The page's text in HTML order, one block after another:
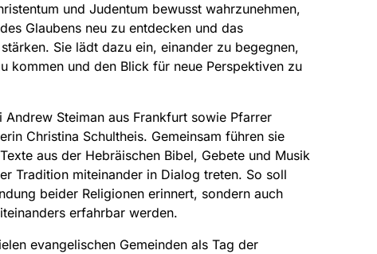
und Judentum bewusst wahrzunehmen,
Glaubens neu zu entdecken und das
Sie lädt dazu ein, einander zu begegnen,
kommen und den Blick für neue Perspektiven zu
Andrew Steiman aus Frankfurt sowie Pfarrer
Christina Schultheis. Gemeinsam führen sie
aus der Hebräischen Bibel, Gebete und Musik
Tradition miteinander in Dialog treten. So soll
beider Religionen erinnert, sondern auch
erfahrbar werden.
evangelischen Gemeinden als Tag der